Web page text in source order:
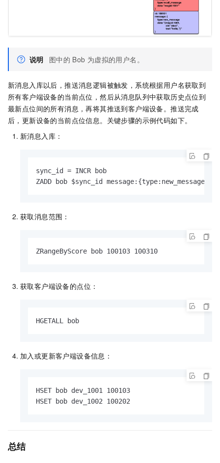
说明 图中的 Bob 为虚拟的用户名。
新消息入库以后，推送消息逻辑被触发，系统根据用户名获取到
所有客户端设备的当前点位，然后从消息队列中获取历史点位到
最新点位间的所有消息，再将其推送到客户端设备。推送完成
后，更新设备的当前点位信息。关键步骤的示例代码如下。
新消息入库：
sync_id = INCR bob
ZADD bob $sync_id
获取消息范围：
ZRangeByScore bob 100103 100310
获取客户端设备的点位：
HGETALL bob
加入或更新客户端设备信息：
HSET bob dev_1001 100103
HSET bob dev_1002 100202
总结